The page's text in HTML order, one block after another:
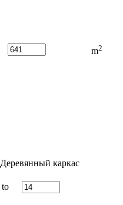
m2
Деревянный каркас
to